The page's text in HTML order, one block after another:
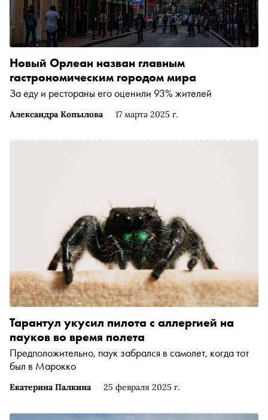
Александра Копылова 17 марта 2025 г.
Новый Орлеан назван главным
гастрономическим городом мира
За еду и рестораны его оценили 93% жителей
Екатерина Палкина 25 февраля 2025 г.
Тарантул укусил пилота с аллергией на
пауков во время полета
Предположительно, паук забрался в самолет, когда тот
был в Марокко